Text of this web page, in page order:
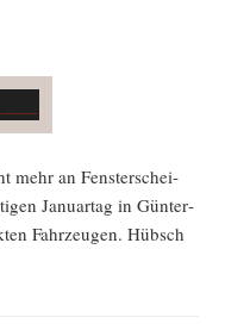
mehr an Fens­ter­schei­
Janu­ar­tag in Gün­ter­
Fahr­zeu­gen. Hübsch